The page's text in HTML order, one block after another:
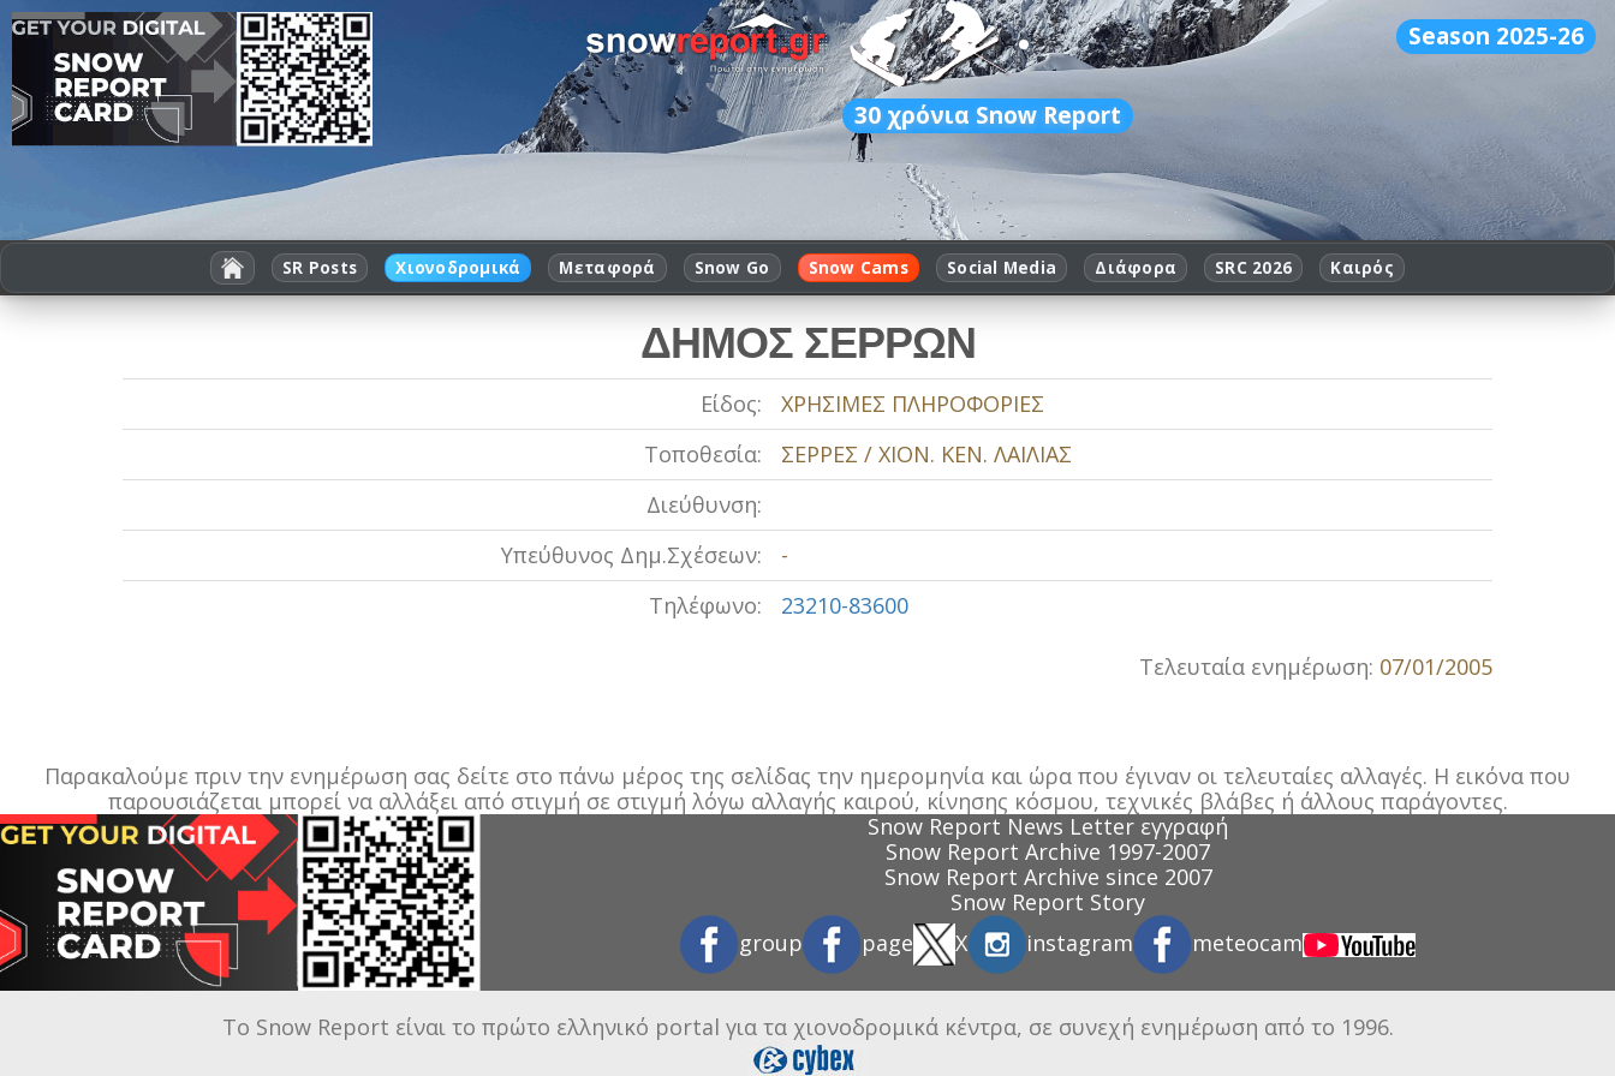
Season 2025-26
30 χρόνια Snow Report
SR Posts Χιονοδρομικά Μεταφορά Snow Go Snow Cams Social Media Διάφορα SRC 2026 Καιρός
ΔΗΜΟΣ ΣΕΡΡΩΝ
Είδος:
ΧΡΗΣΙΜΕΣ ΠΛΗΡΟΦΟΡΙΕΣ
Τοποθεσία:
ΣΕΡΡΕΣ / ΧΙΟΝ. ΚΕΝ. ΛΑΙΛΙΑΣ
Διεύθυνση:
Υπεύθυνος Δημ.Σχέσεων:
-
Τηλέφωνο:
23210-83600
Τελευταία ενημέρωση: 07/01/2005
Παρακαλούμε πριν την ενημέρωση σας δείτε στο πάνω μέρος της σελίδας την ημερομηνία και ώρα που έγιναν οι τελευταίες αλλαγές. Η εικόνα που
παρουσιάζεται μπορεί να αλλάξει από στιγμή σε στιγμή λόγω αλλαγής καιρού, κίνησης κόσμου, τεχνικές βλάβες ή άλλους παράγοντες.
Snow Report News Letter εγγραφή
Snow Report Archive 1997-2007
Snow Report Archive since 2007
Snow Report Story
group
page X instagram meteocam
Το Snow Report είναι το πρώτο ελληνικό portal για τα χιονοδρομικά κέντρα, σε συνεχή ενημέρωση από το 1996.